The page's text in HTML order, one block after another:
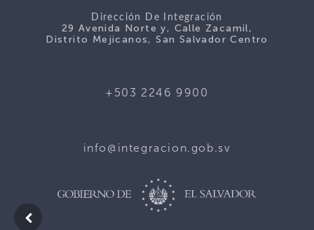
Dirección De Integración
29 Avenida Norte y, Calle Zacamil,
Distrito Mejicanos, San Salvador Centro
+503 2246 9900
info@integracion.gob.sv